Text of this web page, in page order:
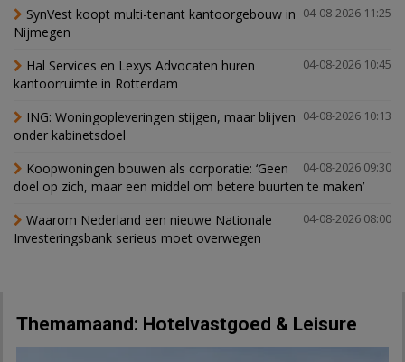
04-08-2026 11:25
SynVest koopt multi-tenant kantoorgebouw in
Nijmegen
04-08-2026 10:45
Hal Services en Lexys Advocaten huren
kantoorruimte in Rotterdam
04-08-2026 10:13
ING: Woningopleveringen stijgen, maar blijven
onder kabinetsdoel
04-08-2026 09:30
Koopwoningen bouwen als corporatie: ‘Geen
doel op zich, maar een middel om betere buurten te maken’
04-08-2026 08:00
Waarom Nederland een nieuwe Nationale
Investeringsbank serieus moet overwegen
Themamaand: Hotelvastgoed & Leisure